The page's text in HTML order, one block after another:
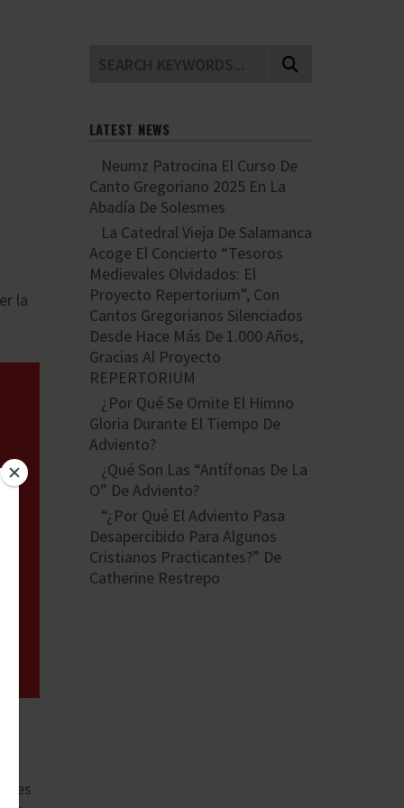
la
LATEST NEWS
Neumz Patrocina El Curso De
Canto Gregoriano 2025 En La
Abadía De Solesmes
La Catedral Vieja De Salamanca
Acoge El Concierto “Tesoros
Medievales Olvidados: El
Proyecto Repertorium”, Con
Cantos Gregorianos Silenciados
Desde Hace Más De 1.000 Años,
Gracias Al Proyecto
REPERTORIUM
¿Por Qué Se Omite El Himno
Gloria Durante El Tiempo De
Adviento?
¿Qué Son Las “Antífonas De La
O” De Adviento?
“¿Por Qué El Adviento Pasa
Desapercibido Para Algunos
Cristianos Practicantes?” De
Catherine Restrepo